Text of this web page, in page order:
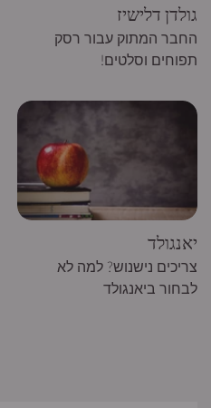
גולדן דלישיז
החבר המתוק עבור רסק
תפוחים וסלטים!
יאנגולד
צריכים נישנוש? למה לא
לבחור ביאנגולד